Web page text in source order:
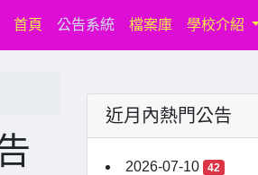
首頁(current)
公告系統 檔案庫 學校介紹
近月內熱門公告
2026-07-10 42